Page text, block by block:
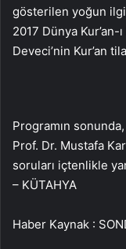
gösterilen yoğun
2017 Dünya
Deveci’nin Kur’an
Programın sonunda,
Prof. Dr. Mustafa
soruları içtenlikle
– KÜTAHYA
Haber Kaynak :